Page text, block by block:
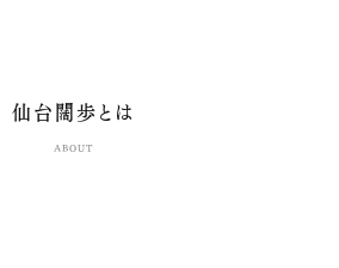
仙台闊歩とは
ABOUT